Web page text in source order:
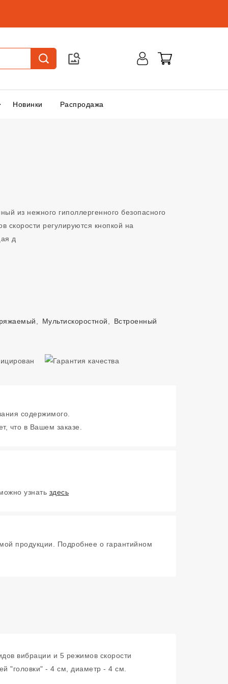
Новинки Распродажа
из нежного гиполлергенного безопасного
скорости регулируются кнопкой на
д
Мультискоростной
Встроенный
содержимого.
что в Вашем заказе.
узнать здесь
продукции. Подробнее о гарантийном
вибрации и 5 режимов скорости
"головки" - 4 см, диаметр - 4 см.